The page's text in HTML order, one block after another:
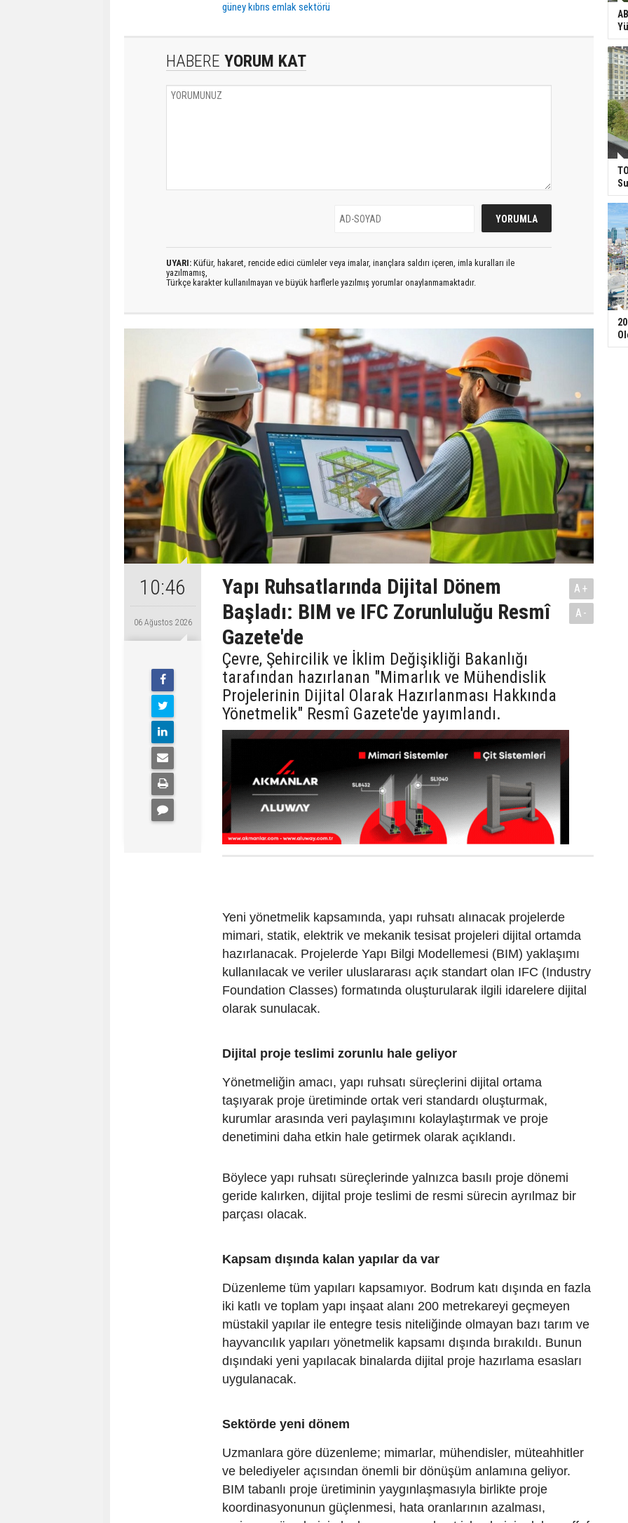
güney kıbrıs emlak sektörü
HABERE YORUM KAT
UYARI: Küfür, hakaret, rencide edici cümleler veya imalar, inançlara saldırı içeren, imla kuralları ile
yazılmamış,
Türkçe karakter kullanılmayan ve büyük harflerle yazılmış yorumlar onaylanmamaktadır.
10:46
06 Ağustos 2026
Yapı Ruhsatlarında Dijital Dönem
Başladı: BIM ve IFC Zorunluluğu Resmî
Gazete'de
Çevre, Şehircilik ve İklim Değişikliği Bakanlığı
tarafından hazırlanan "Mimarlık ve Mühendislik
Projelerinin Dijital Olarak Hazırlanması Hakkında
Yönetmelik" Resmî Gazete'de yayımlandı.
A+
A-
Yeni yönetmelik kapsamında, yapı ruhsatı alınacak projelerde
mimari, statik, elektrik ve mekanik tesisat projeleri dijital ortamda
hazırlanacak. Projelerde Yapı Bilgi Modellemesi (BIM) yaklaşımı
kullanılacak ve veriler uluslararası açık standart olan IFC (Industry
Foundation Classes) formatında oluşturularak ilgili idarelere dijital
olarak sunulacak.
Dijital proje teslimi zorunlu hale geliyor
Yönetmeliğin amacı, yapı ruhsatı süreçlerini dijital ortama
taşıyarak proje üretiminde ortak veri standardı oluşturmak,
kurumlar arasında veri paylaşımını kolaylaştırmak ve proje
denetimini daha etkin hale getirmek olarak açıklandı.
Böylece yapı ruhsatı süreçlerinde yalnızca basılı proje dönemi
geride kalırken, dijital proje teslimi de resmi sürecin ayrılmaz bir
parçası olacak.
Kapsam dışında kalan yapılar da var
Düzenleme tüm yapıları kapsamıyor. Bodrum katı dışında en fazla
iki katlı ve toplam yapı inşaat alanı 200 metrekareyi geçmeyen
müstakil yapılar ile entegre tesis niteliğinde olmayan bazı tarım ve
hayvancılık yapıları yönetmelik kapsamı dışında bırakıldı. Bunun
dışındaki yeni yapılacak binalarda dijital proje hazırlama esasları
uygulanacak.
Sektörde yeni dönem
Uzmanlara göre düzenleme; mimarlar, mühendisler, müteahhitler
ve belediyeler açısından önemli bir dönüşüm anlamına geliyor.
BIM tabanlı proje üretiminin yaygınlaşmasıyla birlikte proje
koordinasyonunun güçlenmesi, hata oranlarının azalması,